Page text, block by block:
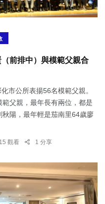
前排中）與模範父親合
市公所表揚56名模範父親。
父親，最年長有兩位，都是
陽，最年輕是茄南里64歲廖
觀看 1 分享